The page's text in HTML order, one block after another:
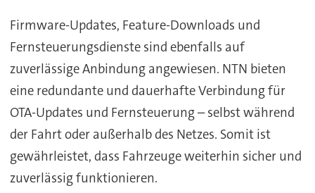
Firmware-Updates, Feature-Downloads und
Fernsteuerungsdienste sind ebenfalls auf
zuverlässige Anbindung angewiesen. NTN bieten
eine redundante und dauerhafte Verbindung für
OTA-Updates und Fernsteuerung – selbst während
der Fahrt oder außerhalb des Netzes. Somit ist
gewährleistet, dass Fahrzeuge weiterhin sicher und
zuverlässig funktionieren.